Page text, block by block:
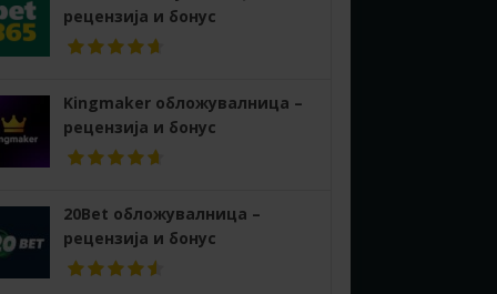
рецензија и бонус
Kingmaker обложувалница –
рецензија и бонус
20Bet обложувалница –
рецензија и бонус